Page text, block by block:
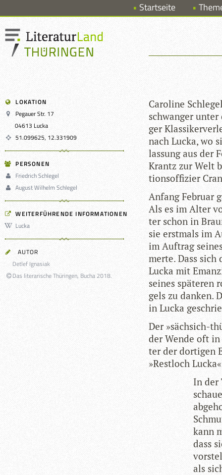
Startseite
LOKATION
Pegauer Str. 17
04613 Lucka
51.099625, 12.331909
PERSONEN
Friedrich Schlegel
August Wilhelm Schlegel
WEITERFÜHRENDE INFORMATIONEN
Lucka
AUTOR
Detlef Ignasiak
Das literarische Thüringen, Bucha 2018.
Caro­line
schwan­ger
ger
nach Lucka, wo
las­sung aus der
Krantz zur Welt
ti­ons­of­fi­zier
Anfang Februar
Als es im Alter
ter schon in
sie erst­mals im
im Auf­trag
merte. Dass sich
Lucka mit
sei­nes spä­te­ren
gels zu dan­ken.
in Lucka
Der »säch­sich-
der Wende oft
ter der dor­ti­gen
»Rest­loch
In der
kann
dass
als